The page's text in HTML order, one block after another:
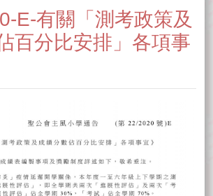
E-有關「測考政策及
百分比安排」各項事